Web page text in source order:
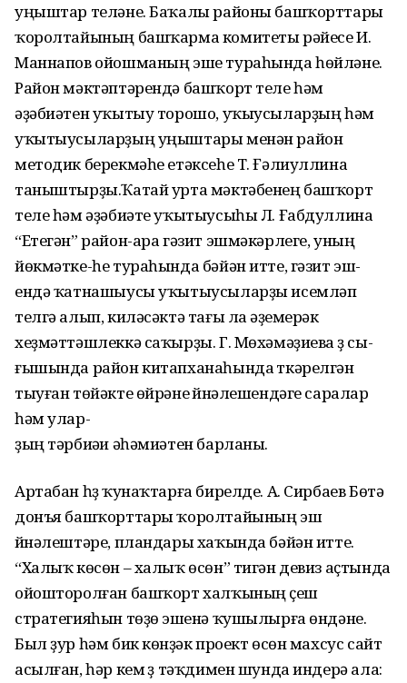
уңыштар теләне. Баҡалы районы башҡорттары
ҡоролтайының башҡарма комитеты рәйесе И.
Маннапов ойошманың эше тураһында һөйләне.
Район мәктәптәрендә башҡорт теле һәм
әҙәбиәтен уҡытыу торошо, уҡыусыларҙың һәм
уҡытыусыларҙың уңыштары менән район
методик берекмәһе етәксеһе Т. Ғәлиуллина
таныштырҙы.Ҡатай урта мәктәбенең башҡорт
теле һәм әҙәбиәте уҡытыусыһы Л. Ғабдуллина
“Етегән” район-ара гәзит эшмәкәрлеге, уның
йөкмәтке-һе тураһында бәйән итте, гәзит эш-
ендә ҡатнашыусы уҡытыусыларҙы исемләп
телгә алып, киләсәктә тағы ла әүҙемерәк
хеҙмәттәшлеккә саҡырҙы. Г. Мөхәмәҙиева үҙ сы-
ғышында район китапханаһында үткәрелгән
тыуған төйәкте өйрәнеү йүнәлешендәге саралар
һәм улар-
ҙың тәрбиәүи әһәмиәтен барланы.
Артабан һүҙ ҡунаҡтарға бирелде. А. Сирбаев Бөтә
донъя башҡорттары ҡоролтайының эш
йүнәлештәре, пландары хаҡында бәйән итте.
“Халыҡ көсөн – халыҡ өсөн” тигән девиз аҫтында
ойошторолған башҡорт халҡының үҫеш
стратегияһын төҙөү эшенә ҡушылырға өндәне.
Был ҙур һәм бик көнүҙәк проект өсөн махсус сайт
асылған, һәр кем үҙ тәҡдимен шунда индерә ала: